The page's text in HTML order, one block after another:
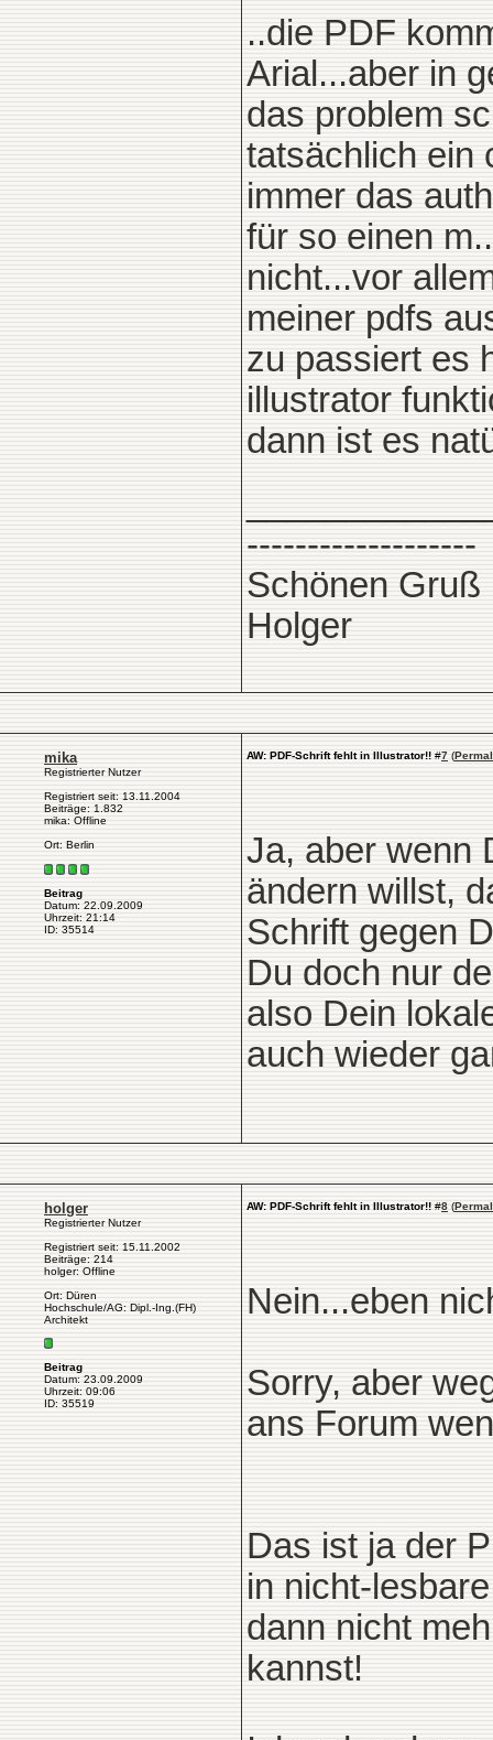
..die PDF
Arial...aber in
das problem
tatsächlich ein
immer das
für so einen
nicht...vor
meiner pdfs
zu passiert es
illustrator
dann ist es
-------------------
Schönen Gruß
Holger
mika
Registrierter Nutzer
Registriert seit: 13.11.2004
Beiträge: 1.832
mika: Offline
Ort: Berlin
Beitrag
Datum: 22.09.2009
Uhrzeit: 21:14
ID: 35514
AW: PDF-Schrift fehlt in Illustrator!! #7 (
Ja, aber wenn
ändern willst,
Schrift gegen
Du doch nur
also Dein
auch wieder
holger
Registrierter Nutzer
Registriert seit: 15.11.2002
Beiträge: 214
holger: Offline
Ort: Düren
Hochschule/AG: Dipl.-Ing.(FH)
Architekt
Beitrag
Datum: 23.09.2009
Uhrzeit: 09:06
ID: 35519
AW: PDF-Schrift fehlt in Illustrator!! #8 (
Nein...eben
Sorry, aber
ans Forum
Das ist ja der
in nicht-
dann nicht
kannst!